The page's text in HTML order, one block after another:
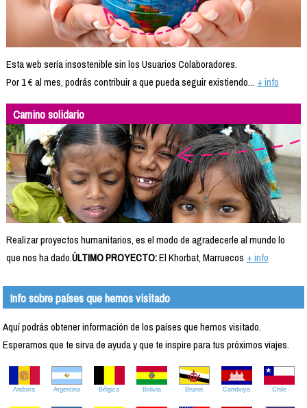
Esta web sería insostenible sin los Usuarios Colaboradores.
Por 1 € al mes, podrás contribuir a que pueda seguir existiendo... + info
Camino solidario
Realizar proyectos humanitarios, es el modo de agradecerle al mundo lo
que nos ha dado.ÚLTIMO PROYECTO:El Khorbat, Marruecos + info
Info sobre países que hemos visitado
Aquí podrás obtener información de los países que hemos visitado.
Esperamos que te sirva de ayuda y que te inspire para tus próximos viajes.
Andorra Argentina Bélgica Bolivia Brunei Camboya Chile